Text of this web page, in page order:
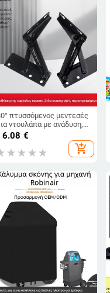
πτυσσόμενος μεντεσές
ντουλάπα με ανάδυση,
μεντεσές με ελατήριο
πτυσσόμενο κάθισμα
€
add_shopping_cart